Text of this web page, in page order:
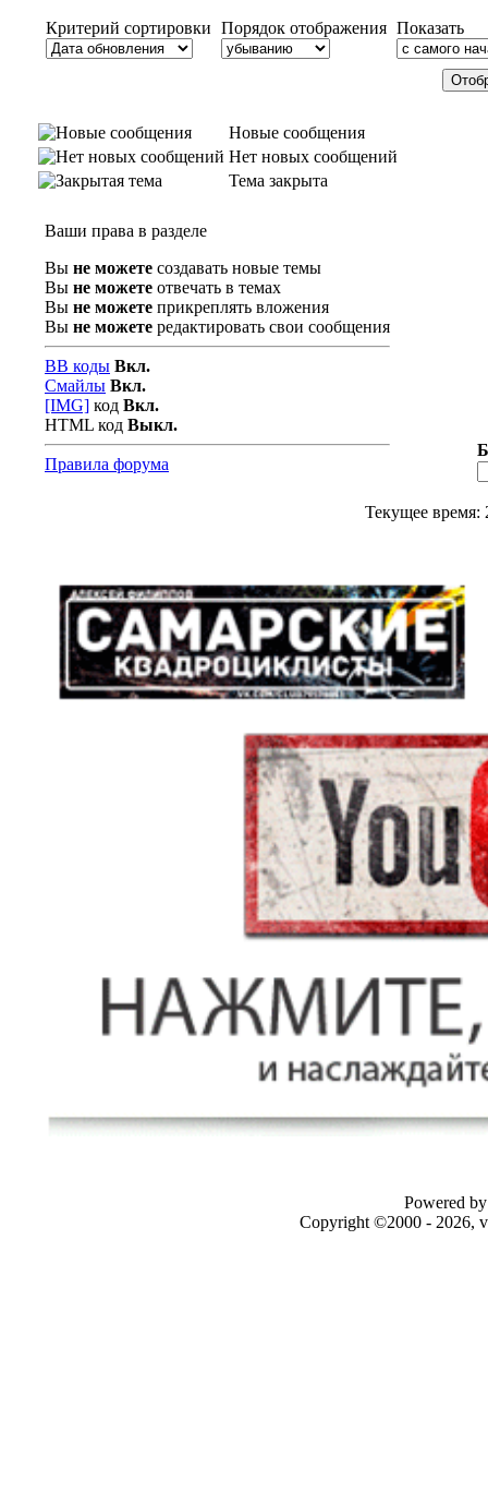
Критерий сортировки Порядок отображения Показать
Новые сообщения
Нет новых сообщений
Тема закрыта
Ваши права в разделе
Вы не можете создавать новые темы
Вы не можете отвечать в темах
Вы не можете прикреплять вложения
Вы не можете редактировать свои сообщения
BB коды Вкл.
Смайлы Вкл.
[IMG] код Вкл.
HTML код Выкл.
Правила форума
Текущее время:
Powered
Copyright ©2000 - 2026,